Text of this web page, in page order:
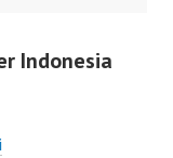
Indonesia